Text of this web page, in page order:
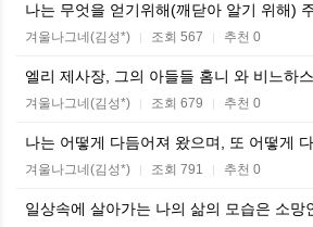
나는 무엇을 얻기위해(깨닫아 알기 위해)
겨울나그네(김성*) | 조회 567 | 추천 0
엘리 제사장, 그의 아들들 홈니 와 비느하
겨울나그네(김성*) | 조회 679 | 추천 0
나는 어떻게 다듬어져 왔으며, 또 어떻게
겨울나그네(김성*) | 조회 791 | 추천 0
일상속에 살아가는 나의 삶의 모습은 소망